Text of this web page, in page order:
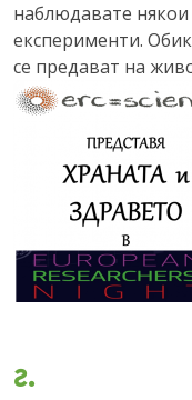
наблюдавате
експерименти.
се предават на
г.